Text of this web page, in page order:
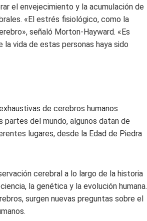
el envejecimiento y la acumulación de
«El estrés fisiológico, como la
señaló Morton-Hayward. «Es
vida de estas personas haya sido
de cerebros humanos
del mundo, algunos datan de
lugares, desde la Edad de Piedra
cerebral a lo largo de la historia
la genética y la evolución humana.
surgen nuevas preguntas sobre el